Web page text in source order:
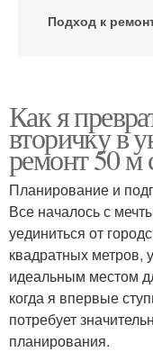
Подход к
Как я
вторичку в
ремонт 50 м
Планирование и
Все началось с
уединиться от
квадратных метров,
идеальным местом
когда я впервые
потребует
планирования.